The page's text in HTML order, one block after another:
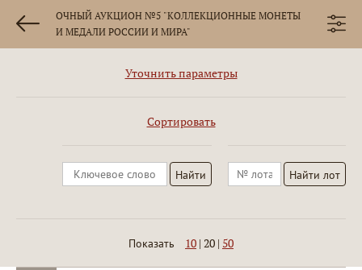
ОЧНЫЙ АУКЦИОН №5 "КОЛЛЕКЦИОННЫЕ МОНЕТЫ
И МЕДАЛИ РОССИИ И МИРА"
Уточнить параметры
Сортировать
Показать 10 | 20 | 50